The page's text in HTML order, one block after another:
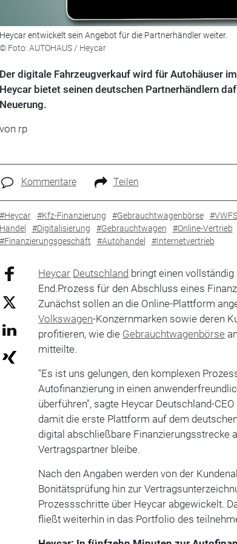
Heycar entwickelt sein Angebot für die Partnerhändler weiter.
© Foto: AUTOHAUS / Heycar
Der digitale Fahrzeugverkauf wird für Autohäuser
Heycar bietet seinen deutschen Partnerhändlern
Neuerung.
von rp
Kommentare Teilen
#Heycar #Kfz-Finanzierung #Gebrauchtwagenbörse #VWFS
Handel
#Digitalisierung #Gebrauchtwagen #Online-Vertrieb
#Finanzierungsgeschäft
#Autohandel #Internetvertrieb
Heycar Deutschland bringt einen
End.Prozess für den Abschluss eines
Zunächst sollen an die Online-Plattform
Volkswagen-Konzernmarken sowie deren
profitieren, wie die Gebrauchtwagenbörse
mitteilte.
"Es ist uns gelungen, den komplexen
Autofinanzierung in einen
überführen", sagte Heycar Deutschland-
damit die erste Plattform auf dem
digital abschließbare Finanzierungsstrecke
Vertragspartner bleibe.
Nach den Angaben werden von der
Bonitätsprüfung hin zur
Prozessschritte über Heycar abgewickelt.
fließt weiterhin in das Portfolio des